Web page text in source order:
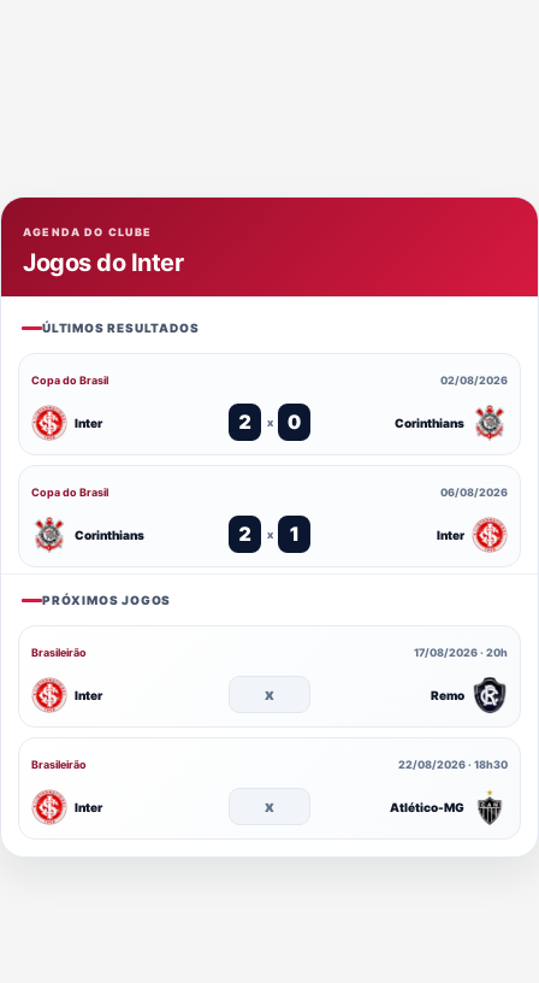
AGENDA DO CLUBE
Jogos do Inter
ÚLTIMOS RESULTADOS
Copa do Brasil 02/08/2026
Inter 2 x 0 Corinthians
Copa do Brasil 06/08/2026
Corinthians 2 x 1 Inter
PRÓXIMOS JOGOS
Brasileirão 17/08/2026 · 20h
Inter x Remo
Brasileirão 22/08/2026 · 18h30
Inter x Atlético-MG